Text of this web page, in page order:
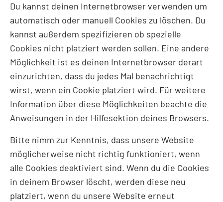
Du kannst deinen Internetbrowser verwenden um
automatisch oder manuell Cookies zu löschen. Du
kannst außerdem spezifizieren ob spezielle
Cookies nicht platziert werden sollen. Eine andere
Möglichkeit ist es deinen Internetbrowser derart
einzurichten, dass du jedes Mal benachrichtigt
wirst, wenn ein Cookie platziert wird. Für weitere
Information über diese Möglichkeiten beachte die
Anweisungen in der Hilfesektion deines Browsers.
Bitte nimm zur Kenntnis, dass unsere Website
möglicherweise nicht richtig funktioniert, wenn
alle Cookies deaktiviert sind. Wenn du die Cookies
in deinem Browser löscht, werden diese neu
platziert, wenn du unsere Website erneut